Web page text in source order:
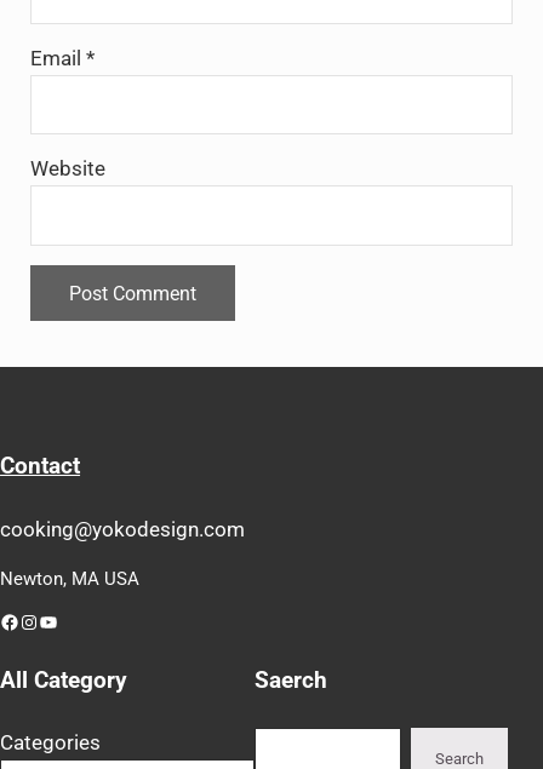
Email *
Website
Contact
cooking@yokodesign.com
Newton, MA USA
Facebook
Instagram
YouTube
All Category
Categories
Saerch
Search